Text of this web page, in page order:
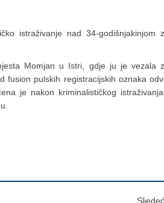
istraživanje nad 34-godišnjakinjom
Momjan u Istri, gdje ju je vezala
pulskih registracijskih oznaka
je nakon kriminalističkog